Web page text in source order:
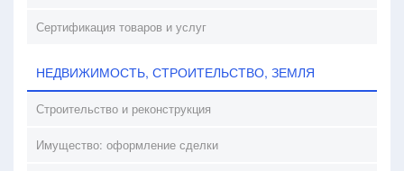
Сертификация товаров и услуг
НЕДВИЖИМОСТЬ, СТРОИТЕЛЬСТВО, ЗЕМЛЯ
Строительство и реконструкция
Имущество: оформление сделки